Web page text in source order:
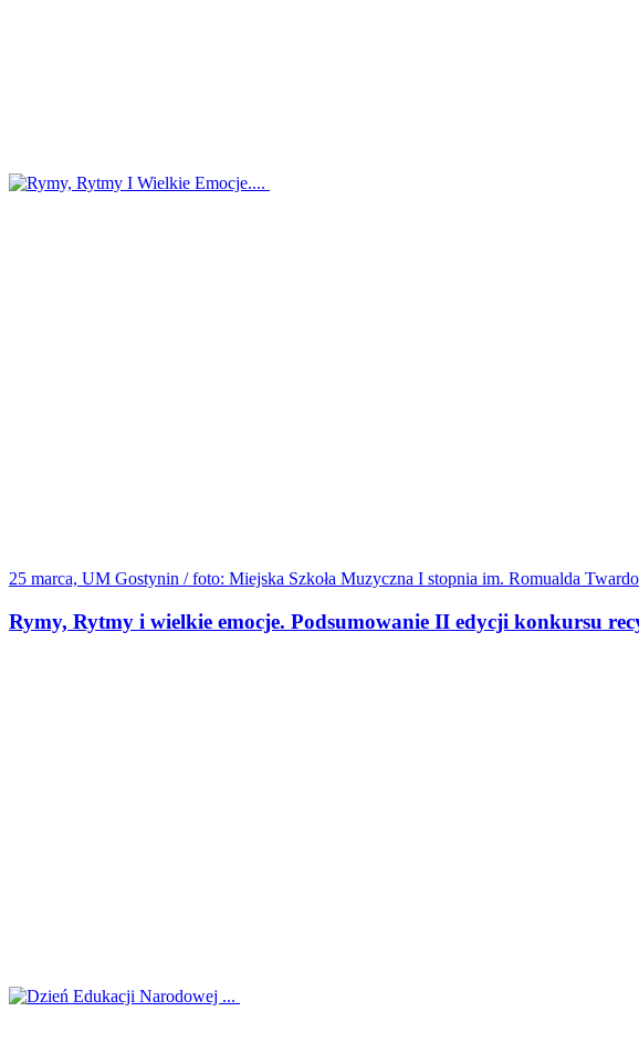
25 marca, UM Gostynin / foto: Miejska Szkoła Muzyczna I stopnia im. Romualda
Rymy, Rytmy i wielkie emocje. Podsumowanie II edycji konkursu